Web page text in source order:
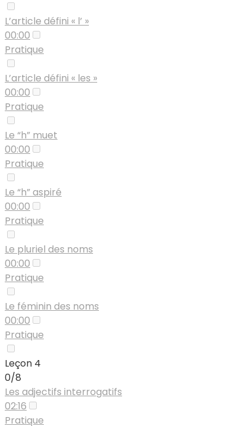
L’article défini « l’ »
00:00
Pratique
L’article défini « les »
00:00
Pratique
Le “h” muet
00:00
Pratique
Le “h” aspiré
00:00
Pratique
Le pluriel des noms
00:00
Pratique
Le féminin des noms
00:00
Pratique
Leçon 4
0/8
Les adjectifs interrogatifs
02:16
Pratique